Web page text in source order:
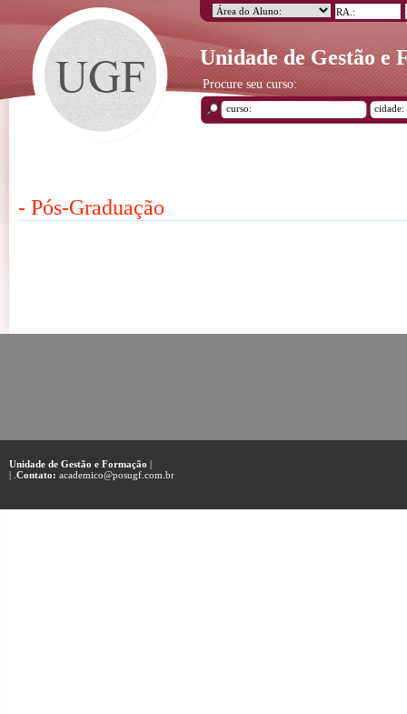
Unidade de Gestão e
Procure seu curso:
- Pós-Graduação
Unidade de Gestão e Formação |
| . Contato: academico@posugf.com.br